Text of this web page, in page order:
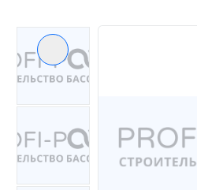
Предыдущий слайд